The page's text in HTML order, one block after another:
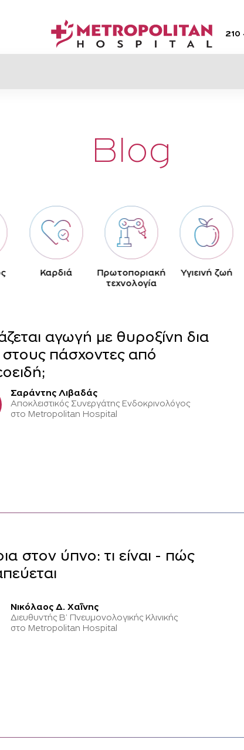
210
Blog
Καρδιά
Πρωτοποριακή
τεχνολογία
Yγιεινή ζωή
αγωγή με θυροξίνη δια
στους πάσχοντες από
Σαράντης Λιβαδάς
Αποκλειστικός Συνεργάτης Ενδοκρινολόγος
στο Metropolitan Hospital
στον ύπνο: τι είναι - πώς
Νικόλαος Δ. Χαΐνης
Διευθυντής Β’ Πνευμονολογικής Κλινικής
στο Metropolitan Hospital